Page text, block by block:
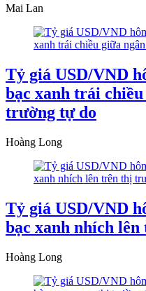
Mai Lan
Tỷ giá USD/VND
bạc xanh trái
trường tự do
Hoàng Long
Tỷ giá USD/VND
bạc xanh nhích
Hoàng Long